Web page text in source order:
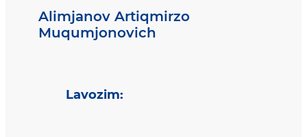
Alimjanov Artiqmirzo
Muqumjonovich
Lavozim: